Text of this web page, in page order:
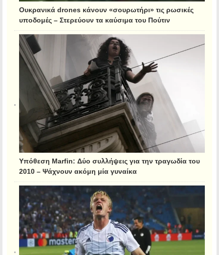
Ουκρανικά drones κάνουν «σουρωτήρι» τις ρωσικές
υποδομές – Στερεύουν τα καύσιμα του Πούτιν
Υπόθεση Marfin: Δύο συλλήψεις για την τραγωδία του
2010 – Ψάχνουν ακόμη μία γυναίκα